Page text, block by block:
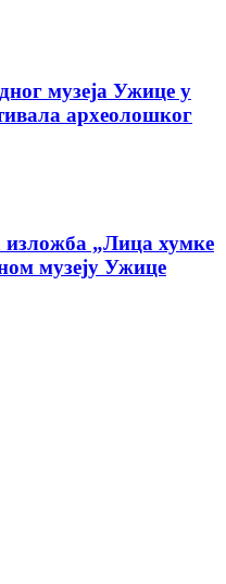
музеја Ужице у
археолошког
изложба „Лица хумке
музеју Ужице